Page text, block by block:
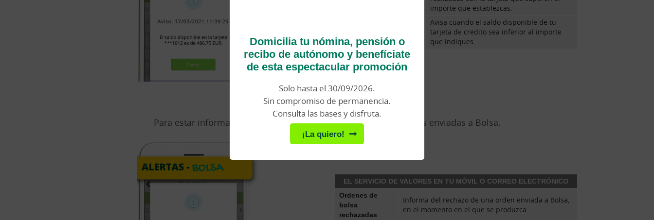
importe que establezcas.
Avisa cuando el saldo disponible de tu
tarjeta de crédito sea inferior al importe
que indiques.
3. Alertas de Bolsa
Para estar informado en todo momento del estado de tus órdenes enviadas a Bolsa.
EL SERVICIO DE VALORES EN TU MÓVIL O CORREO ELECTRÓNICO
Ordenes de
bolsa
rechazadas
Informa del rechazo de una orden enviada a Bolsa,
en el momento en el que se produzca.
Domicilia tu nómina, pensión o
recibo de autónomo y benefíciate
de esta espectacular promoción
Solo hasta el 30/09/2026.
Sin compromiso de permanencia.
Consulta las bases y disfruta.
¡La quiero!